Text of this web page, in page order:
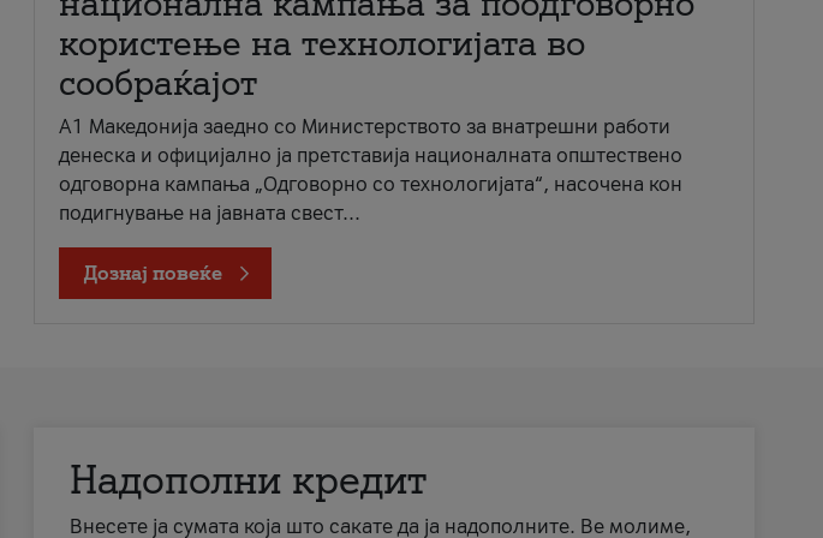
користење на технологијата во
сообраќајот
A1 Македонија заедно со Министерството за внатрешни работи
денеска и официјално ја претставија националната општествено
одговорна кампања „Одговорно со технологијата“, насочена кон
подигнување на јавната свест...
Дознај повеќе
Надополни кредит
Внесете ја сумата која што сакате да ја надополните. Ве молиме,